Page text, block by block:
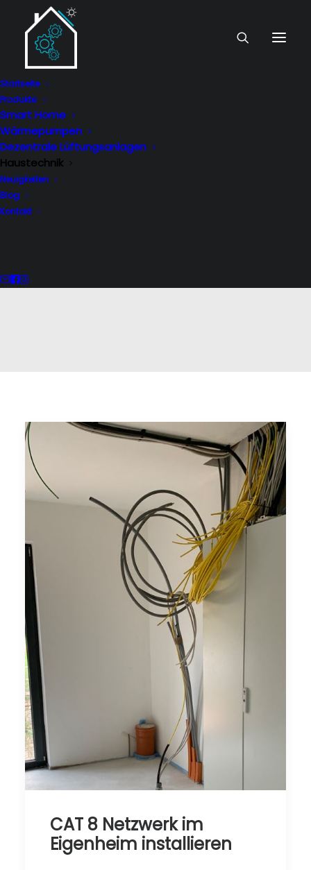
Startseite
Produkte
Smart Home
Wärmepumpen
Dezentrale Lüftungsanlagen
Haustechnik
Neuigkeiten
Blog
Kontakt
CAT 8 Netzwerk im
Eigenheim installieren